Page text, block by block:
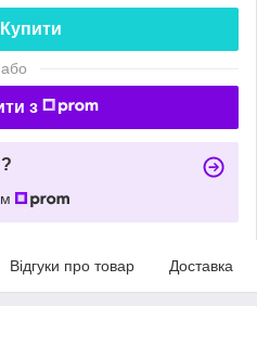
Купити
або
з
Відгуки про товар Доставка